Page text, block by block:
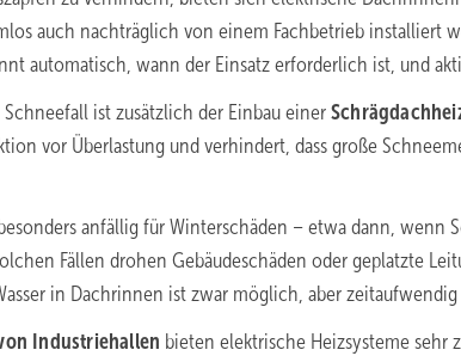
auch nachträglich von einem Fachbetrieb installiert
automatisch, wann der Einsatz erforderlich ist, und
ist zusätzlich der Einbau einer
vor Überlastung und verhindert, dass große
anfällig für Winterschäden – etwa dann, wenn
Fällen drohen Gebäudeschäden oder geplatzte
in Dachrinnen ist zwar möglich, aber
Industriehallen bieten elektrische Heizsysteme sehr